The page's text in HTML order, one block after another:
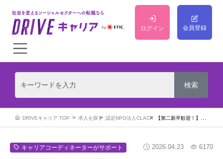
ログイン 会員登録
DRIVEキャリア TOP 求人を探す 認定NPO法人CLACK 【第二新卒歓迎！】困難を抱える中高生の機会格差を解消する居場所スタッフ
キャリアコーディネーターがサポート 2026.04.23 6170